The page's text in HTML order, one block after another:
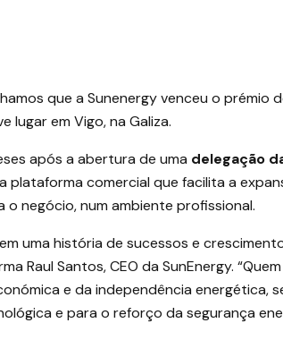
que a Sunenergyvenceu o prémio
lugar em Vigo, na Galiza.
após a abertura de uma delegação
plataforma comercial que facilita a
negócio, num ambiente profissional.
uma história de sucessos e
Raul Santos, CEO da SunEnergy.
e da independência energética,
e para o reforço da segurança